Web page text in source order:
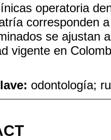
operatoria
corresponden
se ajustan
vigente en
odontología;